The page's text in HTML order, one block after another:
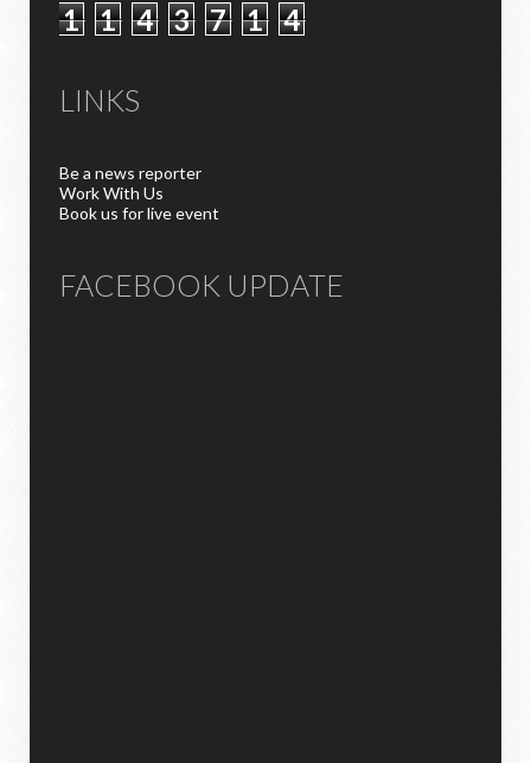
1 1 4 3 7 1 4
LINKS
Be a news reporter
Work With Us
Book us for live event
FACEBOOK UPDATE